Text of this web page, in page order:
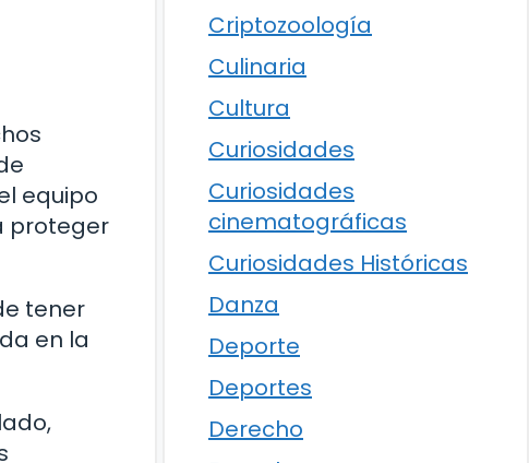
equipo
proteger
tener
en la
Criptozoología
Culinaria
Cultura
Curiosidades
Curiosidades
cinematográficas
Curiosidades Históricas
Danza
Deporte
Deportes
Derecho